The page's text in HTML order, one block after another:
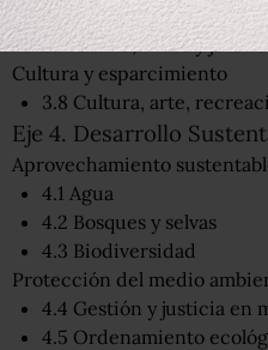
3.6 Grupos vulnerables
3.7 Familia, niños y
Cultura y esparcimiento
3.8 Cultura, arte,
Eje 4. Desarrollo
Aprovechamiento
4.1 Agua
4.2 Bosques y selvas
4.3 Biodiversidad
Protección del medio
4.4 Gestión y justicia en
4.5 Ordenamiento